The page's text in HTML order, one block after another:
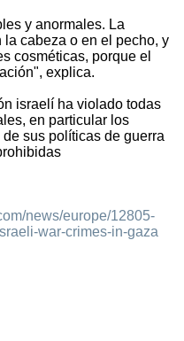
y anormales. La
cabeza o en el pecho, y
cosméticas, porque el
explica.
israelí ha violado todas
en particular los
sus políticas de guerra
news/europe/12805-
war-crimes-in-gaza